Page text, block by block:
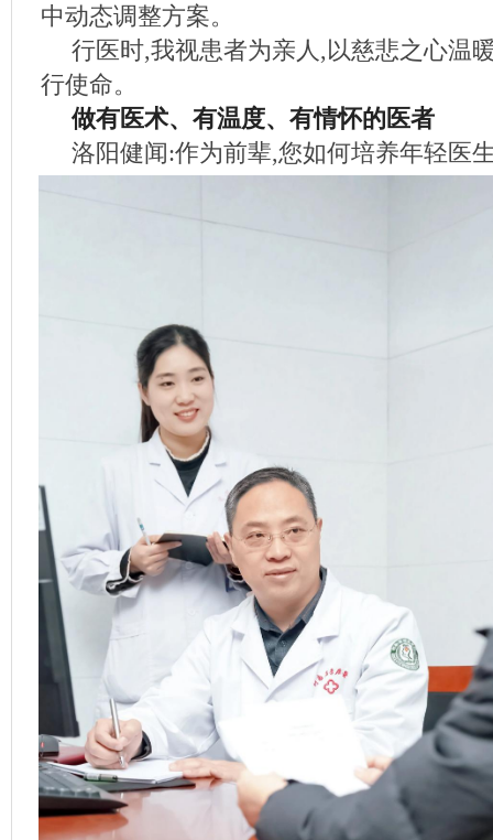
中动态调整方案。
行医时,我视患者为亲人,以慈悲之心温
行使命。
做有医术、有温度、有情怀的医者
洛阳健闻:作为前辈,您如何培养年轻医